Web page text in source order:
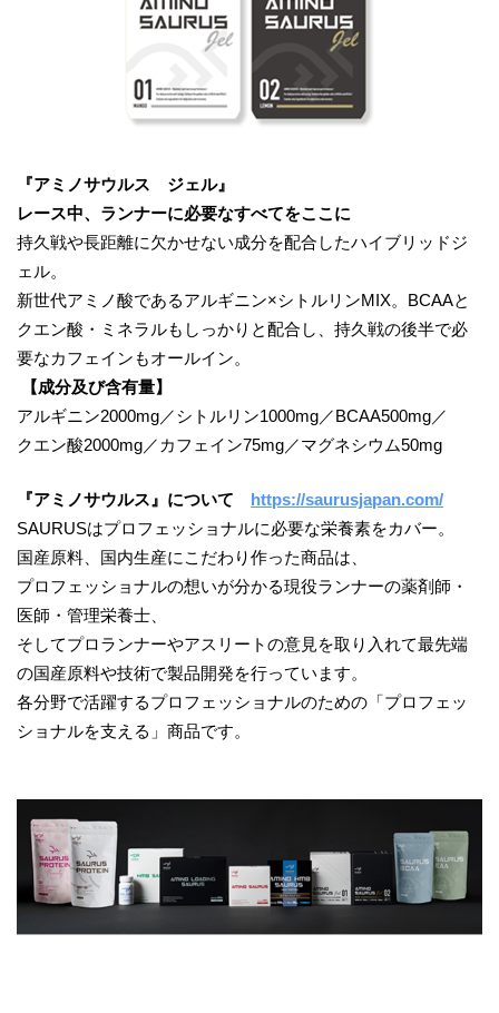
『アミノサウルス ジェル』
レース中、ランナーに必要なすべてをここに
持久戦や長距離に欠かせない成分を配合したハイブリッドジ
ェル。
新世代アミノ酸であるアルギニン×シトルリンMIX。BCAAと
クエン酸・ミネラルもしっかりと配合し、持久戦の後半で必
要なカフェインもオールイン。
【成分及び含有量】
アルギニン2000mg／シトルリン1000mg／BCAA500mg／
クエン酸2000mg／カフェイン75mg／マグネシウム50mg
『アミノサウルス』について
https://saurusjapan.com/
SAURUSはプロフェッショナルに必要な栄養素をカバー。
国産原料、国内生産にこだわり作った商品は、
プロフェッショナルの想いが分かる現役ランナーの薬剤師・
医師・管理栄養士、
そしてプロランナーやアスリートの意見を取り入れて最先端
の国産原料や技術で製品開発を行っています。
各分野で活躍するプロフェッショナルのための「プロフェッ
ショナルを支える」商品です。